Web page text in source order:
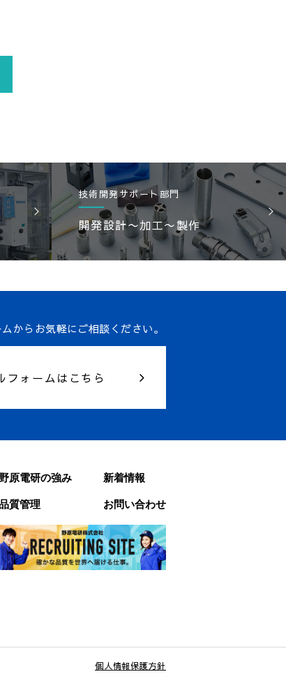
技術開発サポート部門
開発設計〜加工〜製作
からお気軽にご相談ください。
フォームはこちら
野原電研の強み
質管理
新着情報
お問い合わせ
個人情報保護方針